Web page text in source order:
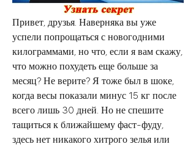
Привет, друзья. Наверняка вы уже
успели попрощаться с новогодними
килограммами, но что, если я вам скажу,
что можно похудеть еще больше за
месяц? Не верите? Я тоже был в шоке,
когда весы показали минус 15 кг после
всего лишь 30 дней. Но не спешите
тащиться к ближайшему фаст-фуду,
здесь нет никакого хитрого зелья или